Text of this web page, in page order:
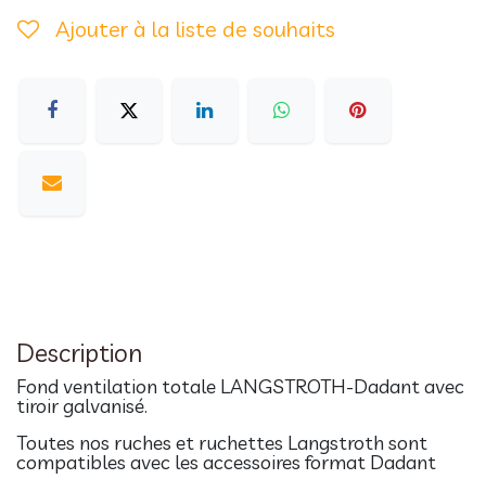
Ajouter à la liste de souhaits
Description
Fond ventilation totale LANGSTROTH-Dadant avec
tiroir galvanisé.
Toutes nos ruches et ruchettes Langstroth sont
compatibles avec les accessoires format Dadant